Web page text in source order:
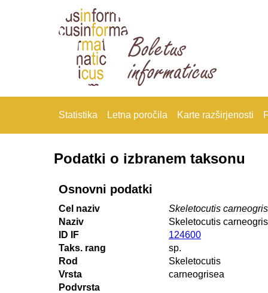
Statistika Letna poročila Karte razširjenosti
Podatki o izbranem taksonu
Osnovni podatki
Cel naziv
Skeletocutis
Naziv
Skeletocutis
ID IF
124600
Taks. rang
sp.
Rod
Skeletocutis
Vrsta
carneogrisea
Podvrsta